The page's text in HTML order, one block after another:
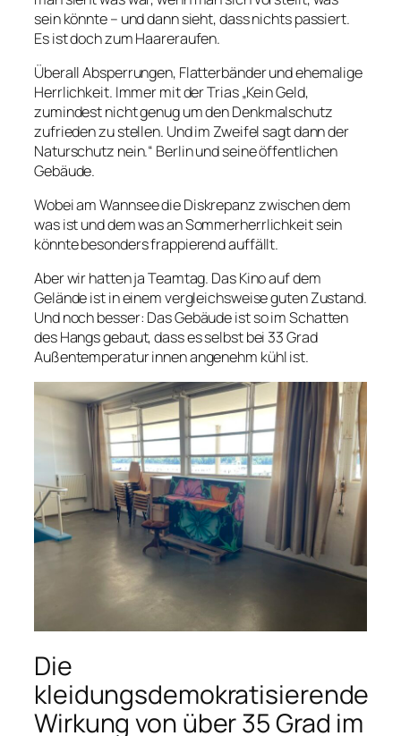
sein könnte – und dann sieht, dass nichts passiert.
Es ist doch zum Haareraufen.
Überall Absperrungen, Flatterbänder und ehemalige
Herrlichkeit. Immer mit der Trias „Kein Geld,
zumindest nicht genug um den Denkmalschutz
zufrieden zu stellen. Und im Zweifel sagt dann der
Naturschutz nein.“ Berlin und seine öffentlichen
Gebäude.
Wobei am Wannsee die Diskrepanz zwischen dem
was ist und dem was an Sommerherrlichkeit sein
könnte besonders frappierend auffällt.
Aber wir hatten ja Teamtag. Das Kino auf dem
Gelände ist in einem vergleichsweise guten Zustand.
Und noch besser: Das Gebäude ist so im Schatten
des Hangs gebaut, dass es selbst bei 33 Grad
Außentemperatur innen angenehm kühl ist.
Die
kleidungsdemokratisierende
Wirkung von über 35 Grad im